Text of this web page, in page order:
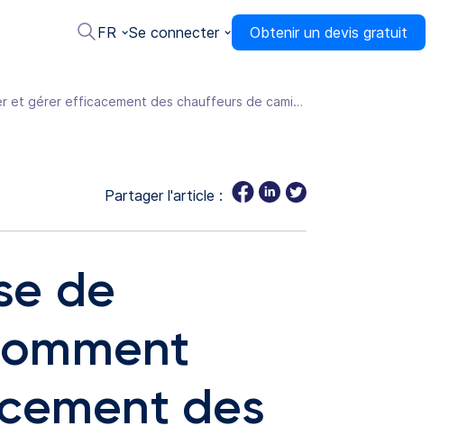
FR Se connecter Obtenir un devis gratuit
Démarrage d'une entreprise de camionnage — Étape 5 : Comment embaucher et gérer efficacement des chauffeurs de camion
Partager l'article :
de
des